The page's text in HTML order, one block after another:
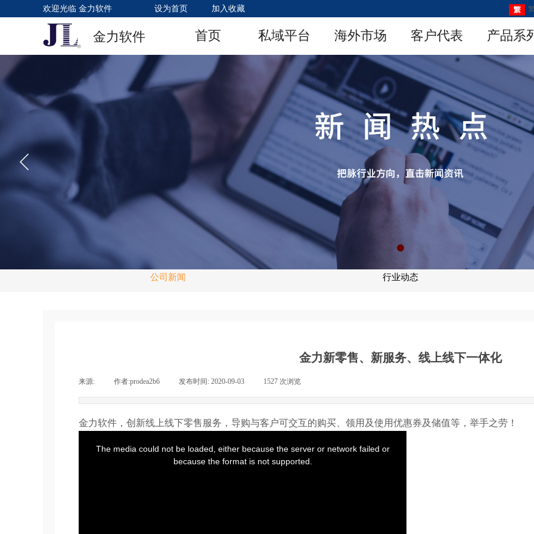
设为首页 加入收藏
欢迎光临 金力软件
金力软件 首页 私域平台 海外市场 客户代表 产品系
公司新闻 行业动态
金力新零售、新服务、线上线下一体化
来源: 作者:prodea2b6 发布时间: 2020-09-03 1527 次浏览
金力软件，创新线上线下零售服务，导购与客户可交互的购买、领用及使用优惠券及储值等，举手之劳！